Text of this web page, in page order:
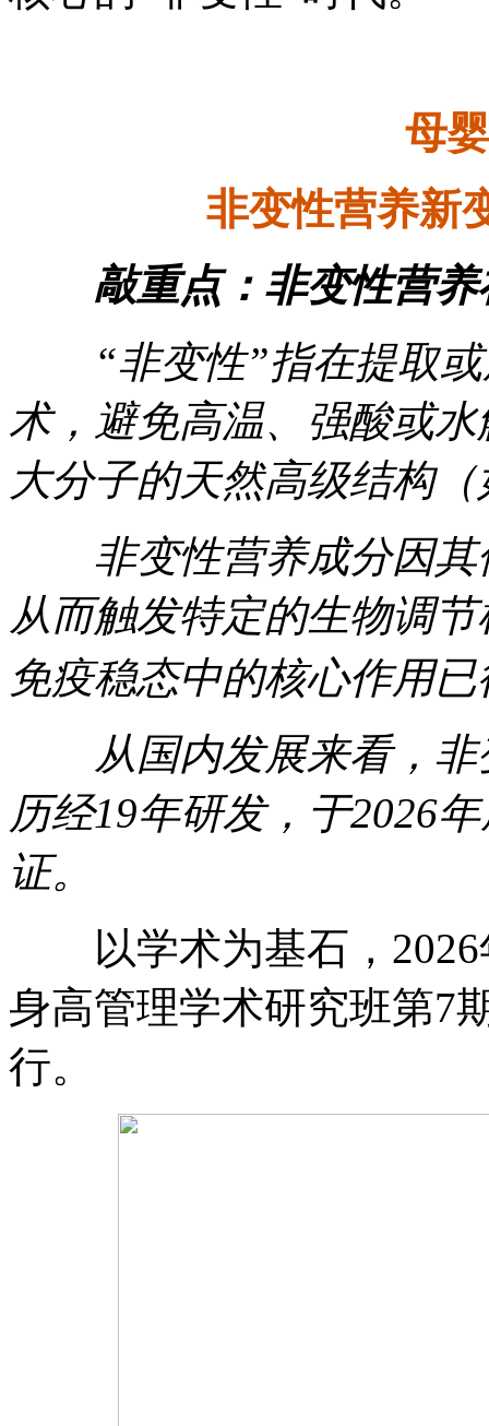
母
非变性营养新
敲重点：非变性营
‌“非变性”指在提取或
术，避免高温、强酸或
大分子的天然高级结构
非变性营养成分因其
从而触发特定的生物调
免疫稳态中的核心作用
从国内发展来看，非
历经19年研发，于2026
证。
以学术为基石，2026
身高管理学术研究班第7
行。